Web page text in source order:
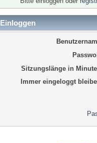
Einloggen
Sitzungslänge in
Immer eingeloggt